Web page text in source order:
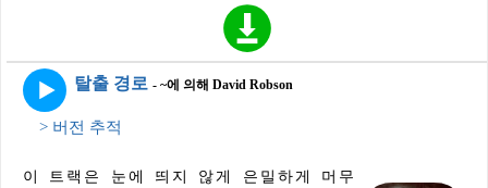
탈출 경로 - ~에 의해 David Robson
> 버전 추적
이 트랙은 눈에 띄지 않게 은밀하게 머무